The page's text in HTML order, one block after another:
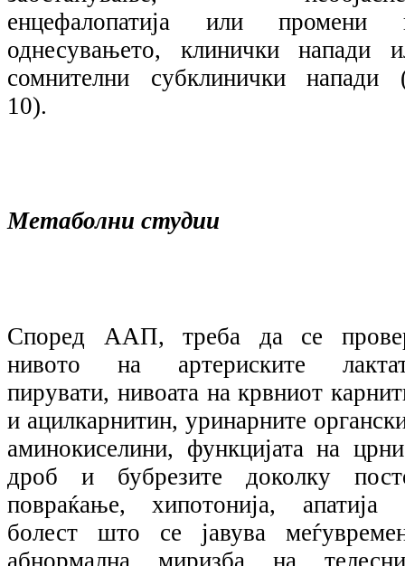
енцефалопатија или промени
однесувањето, клинички напади
сомнителни субклинички напади
10).
Метаболни студии
Според ААП, треба да се
нивото на артериските
пирувати, нивоата на крвниот
и ацилкарнитин, уринарните
аминокиселини, функцијата на
дроб и бубрезите доколку
повраќање, хипотонија, апатија
болест што се јавува